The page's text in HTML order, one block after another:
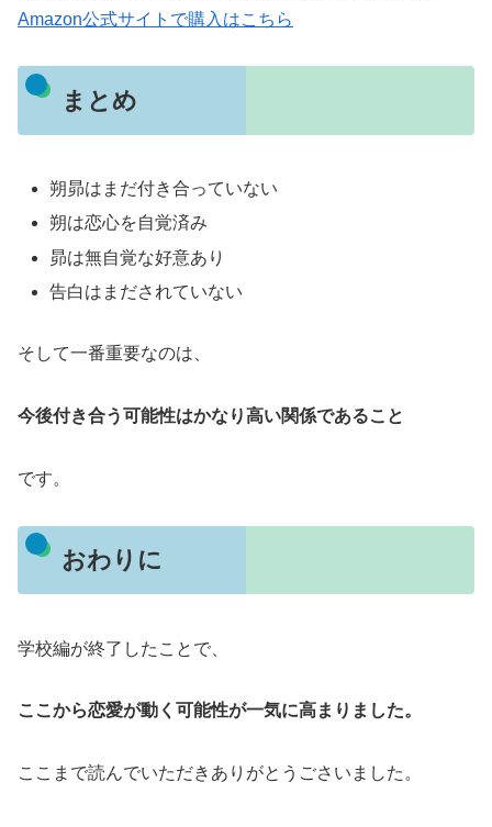
Amazon公式サイトで購入はこちら
まとめ
朔昴はまだ付き合っていない
朔は恋心を自覚済み
昴は無自覚な好意あり
告白はまだされていない
そして一番重要なのは、
今後付き合う可能性はかなり高い関係であること
です。
おわりに
学校編が終了したことで、
ここから恋愛が動く可能性が一気に高まりました。
ここまで読んでいただきありがとうごさいました。